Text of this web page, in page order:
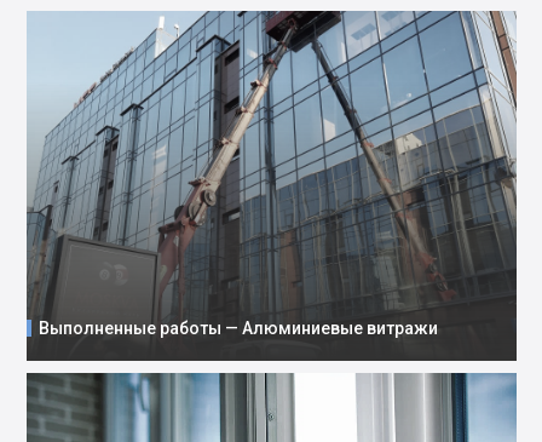
Выполненные работы — Алюминиевые витражи